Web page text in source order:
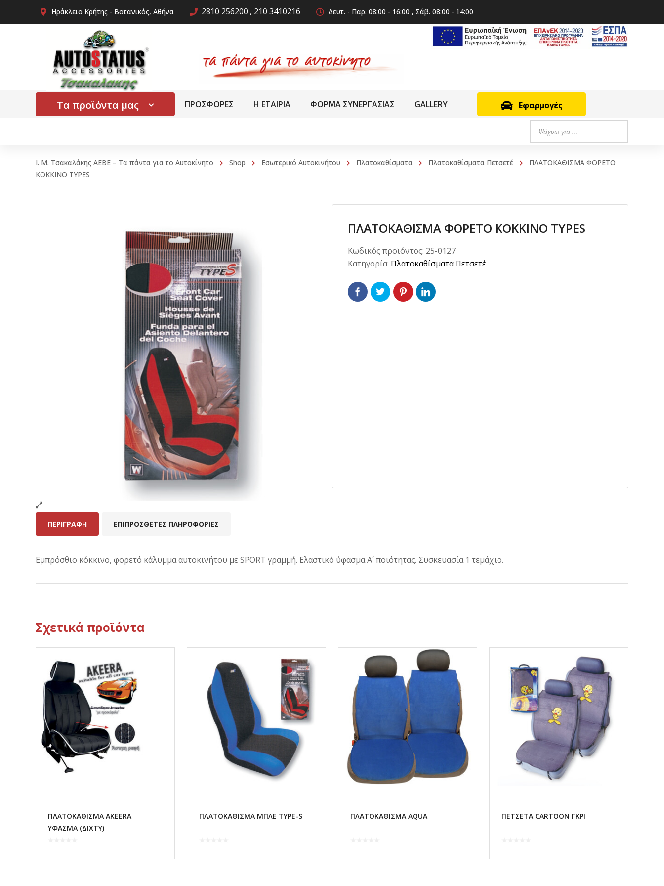
Ηράκλειο Κρήτης - Βοτανικός, Αθήνα 2810 256200 , 210 3410216 Δευτ. - Παρ. 08:00 - 16:00 , Σάβ. 08:00 - 14:00
Τα προϊόντα μας ΠΡΟΣΦΟΡΕΣ Η ΕΤΑΙΡΙΑ ΦΟΡΜΑ ΣΥΝΕΡΓΑΣΙΑΣ GALLERY
Εφαρμογές
Products
search
Ι. Μ. Τσακαλάκης ΑΕΒΕ – Τα πάντα για το Αυτοκίνητο Shop Εσωτερικό Αυτοκινήτου Πλατοκαθίσματα Πλατοκαθίσματα Πετσετέ
ΠΛΑΤΟΚΑΘΙΣΜΑ ΦΟΡΕΤΟ
ΚΟΚΚΙΝΟ TYPES
ΠΛΑΤΟΚΑΘΙΣΜΑ ΦΟΡΕΤΟ ΚΟΚΚΙΝΟ TYPES
Κωδικός προϊόντος: 25-0127
Κατηγορία: Πλατοκαθίσματα Πετσετέ
ΠΕΡΙΓΡΑΦΉ ΕΠΙΠΡΌΣΘΕΤΕΣ ΠΛΗΡΟΦΟΡΊΕΣ
Εμπρόσθιο κόκκινο, φορετό κάλυμμα αυτοκινήτου με SPORT γραμμή. Ελαστικό ύφασμα Α´ ποιότητας. Συσκευασία 1 τεμάχιο.
Σχετικά προϊόντα
ΠΛΑΤΟΚΑΘΙΣΜΑ AKEERA
ΥΦΑΣΜΑ (ΔΙΧΤΥ)
ΠΛΑΤΟΚΑΘΙΣΜΑ ΜΠΛΕ TYPE-S ΠΛΑΤΟΚΑΘΙΣΜΑ AQUA ΠΕΤΣΕΤΑ CARTOON ΓΚΡΙ